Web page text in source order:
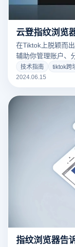
云登指纹浏览
在Tiktok上脱颖而
辅助你管理账户、
将介绍一些在
用这些工具提升你
技术指南
tiktok跨
2024.06.15
指纹浏览器告